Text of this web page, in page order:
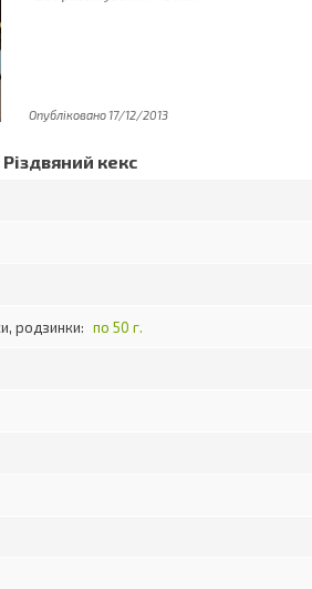
Опубліковано 17/12/2013
Різдвяний кекс
родзинки: по 50 г.